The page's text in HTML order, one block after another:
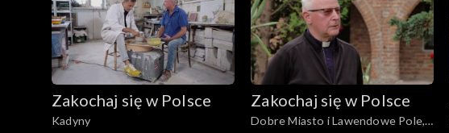
Zakochaj się w Polsce
Kadyny
Zakochaj się w Polsce
Dobre Miasto i Lawendowe Pole,